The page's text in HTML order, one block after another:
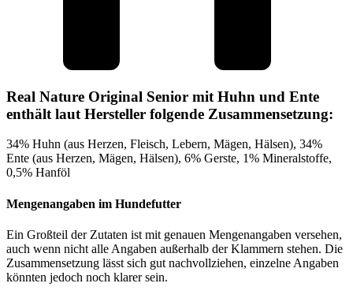
Real Nature Original Senior mit Huhn und Ente
enthält laut Hersteller folgende Zusammensetzung:
34% Huhn (aus Herzen, Fleisch, Lebern, Mägen, Hälsen), 34%
Ente (aus Herzen, Mägen, Hälsen), 6% Gerste, 1% Mineralstoffe,
0,5% Hanföl
Mengenangaben im Hundefutter
Ein Großteil der Zutaten ist mit genauen Mengenangaben versehen,
auch wenn nicht alle Angaben außerhalb der Klammern stehen. Die
Zusammensetzung lässt sich gut nachvollziehen, einzelne Angaben
könnten jedoch noch klarer sein.